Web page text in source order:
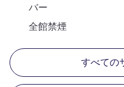
バー
全館禁煙
すべての